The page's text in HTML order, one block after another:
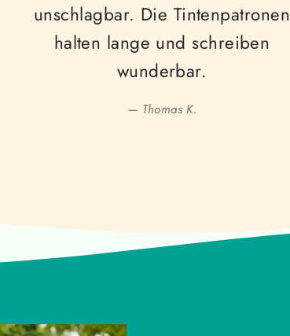
unschlagbar. Die Tintenpatronen
halten lange und schreiben
wunderbar.
— Thomas K.